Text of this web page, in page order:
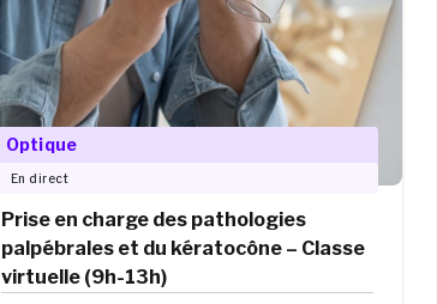
Optique
En direct
Prise en charge des pathologies
palpébrales et du kératocône – Classe
virtuelle (9h-13h)